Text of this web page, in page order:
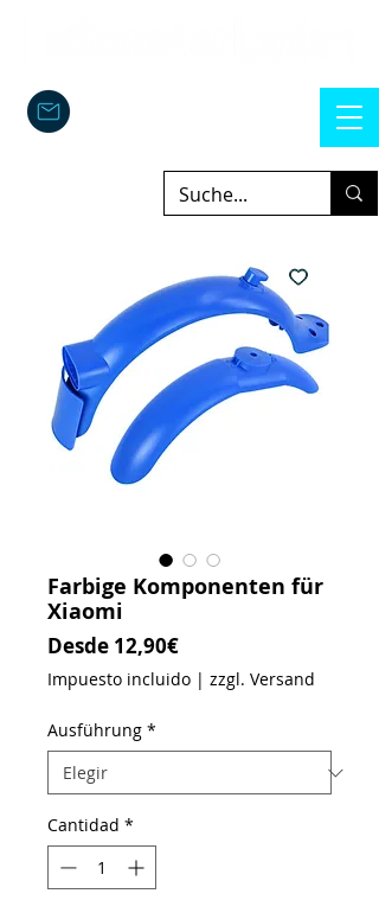
Farbige Komponenten für
Xiaomi
Desde 12,90€Precio de oferta
Impuesto incluido | zzgl. Versand
Ausführung *
Cantidad *